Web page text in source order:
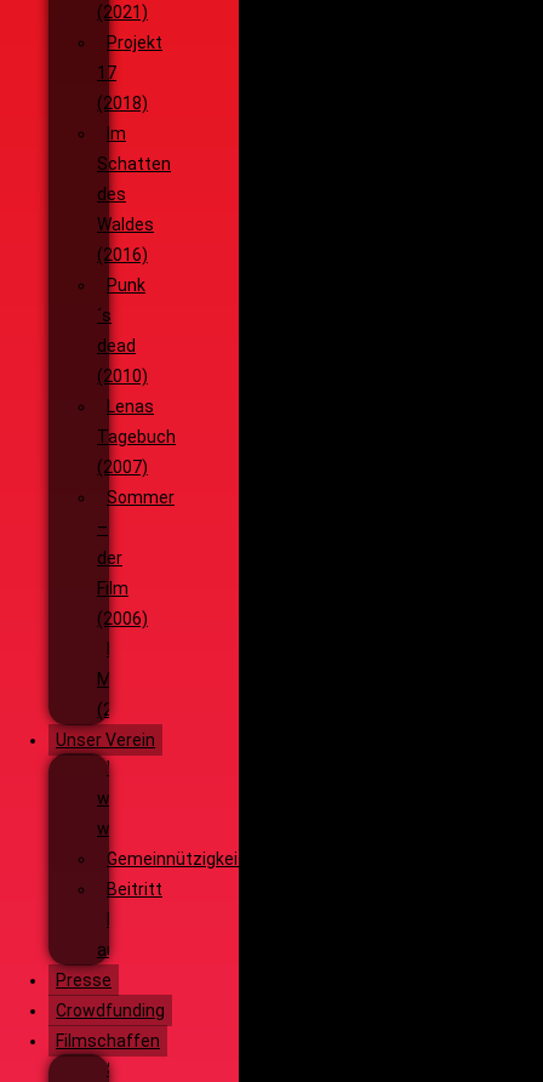
(2021)
Projekt
17
(2018)
Im
Schatten
des
Waldes
(2016)
Punk
´s
dead
(2010)
Lenas
Tagebuch
(2007)
Sommer
–
der
Film
(2006)
Die
Monsterjagd
(2005)
Unser Verein
Wieso,
weshalb,
warum?!
Gemeinnützigkeit
Beitritt
Filmausrüstung
ausleihen
Presse
Crowdfunding
Filmschaffen
Schauspiel